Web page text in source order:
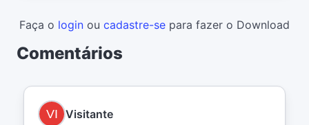
Faça o login ou cadastre-se para fazer o Download
Comentários
Visitante